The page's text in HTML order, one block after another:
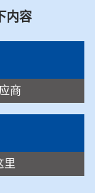
内容
商
里